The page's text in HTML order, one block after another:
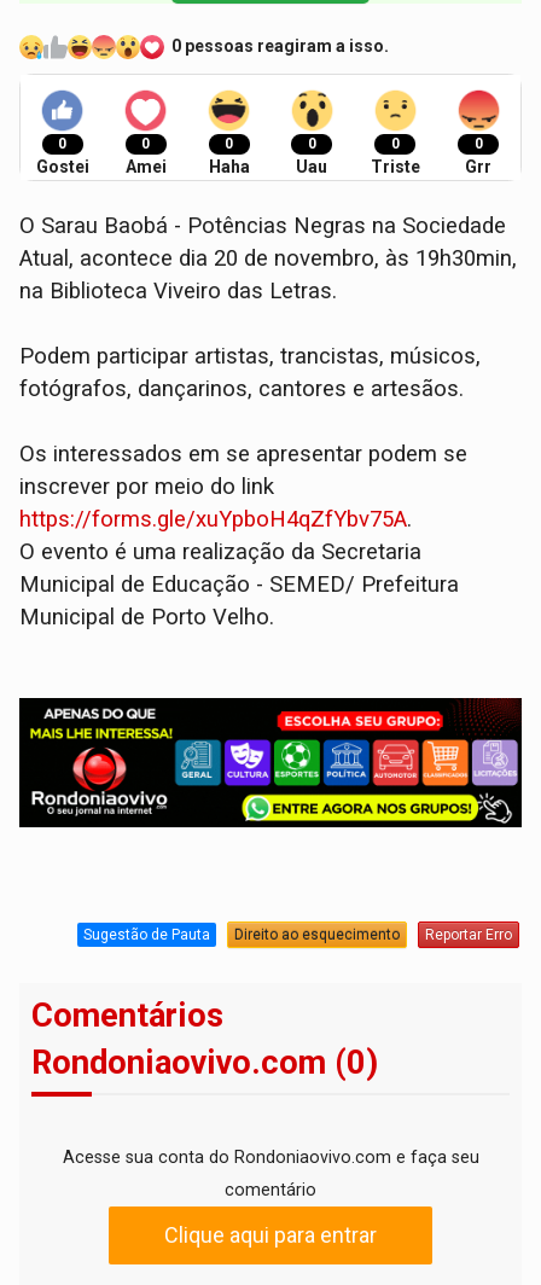
0 pessoas reagiram a isso.
0
Gostei
0
Amei
0
Haha
0
Uau
0
Triste
0
Grr
O Sarau Baobá - Potências Negras na Sociedade
Atual, acontece dia 20 de novembro, às 19h30min,
na Biblioteca Viveiro das Letras.
Podem participar artistas, trancistas, músicos,
fotógrafos, dançarinos, cantores e artesãos.
Os interessados em se apresentar podem se
inscrever por meio do link
https://forms.gle/xuYpboH4qZfYbv75A.
O evento é uma realização da Secretaria
Municipal de Educação - SEMED/ Prefeitura
Municipal de Porto Velho.
Sugestão de Pauta Direito ao esquecimento Reportar Erro
Comentários
Rondoniaovivo.com (0)
Acesse sua conta do Rondoniaovivo.com e faça seu
comentário
Clique aqui para entrar